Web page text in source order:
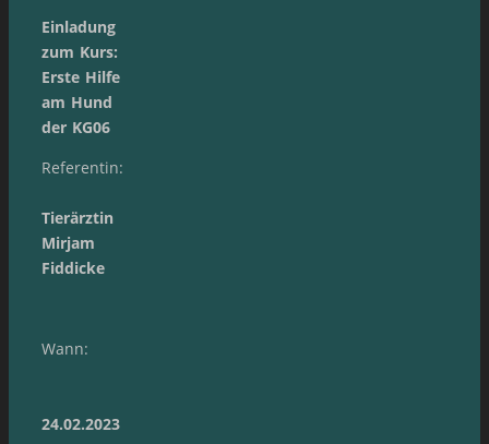
Einladung
zum Kurs:
Erste Hilfe
am Hund
der KG06
Referentin:
Tierärztin
Mirjam
Fiddicke
Wann:
24.02.2023